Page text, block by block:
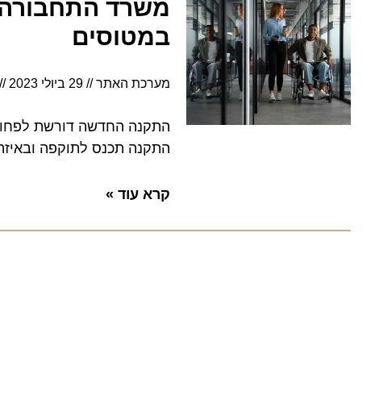
משרד התחבורה
במטוסים
מערכת האתר 29 ביולי 2023
התקנה החדשה דורשת
התקנה תכנס לתוקפה
קרא עוד »